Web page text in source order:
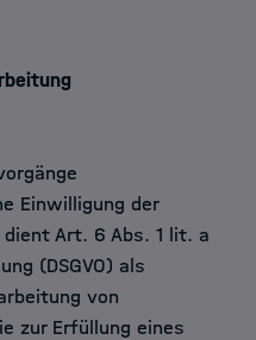
Einwilligung der
Art. 6 Abs. 1 lit. a
(DSGVO) als
von
zur Erfüllung eines